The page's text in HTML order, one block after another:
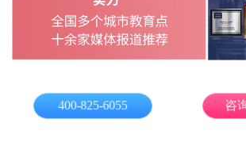
400-825-6055 咨